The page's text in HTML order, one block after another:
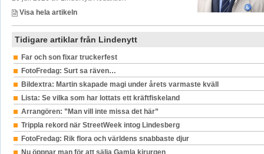
Visa hela artikeln
Tidigare artiklar från Lindenytt
Far och son fixar truckerfest
FotoFredag: Surt sa räven…
Bildextra: Martin skapade magi under årets varmaste kväll
Lista: Se vilka som har lottats ett kräftfiskeland
Arrangören: ”Man vill inte missa det här”
Trippla rekord när StreetWeek intog Lindesberg
FotoFredag: Rik flora och världens snabbaste djur